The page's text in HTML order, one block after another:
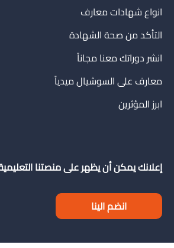
انواع شهادات معارف
التأكد من صحة الشهادة
انشر دوراتك معنا مجاناً
معارف على السوشيال ميدياً
ابرز المؤثرين
إعلانك يمكن أن يظهر على منصتنا
انضم الينا